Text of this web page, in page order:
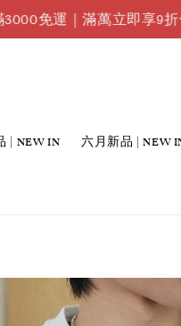
滿萬立即享9折優惠並升
| NEW IN 六月新品 | NEW